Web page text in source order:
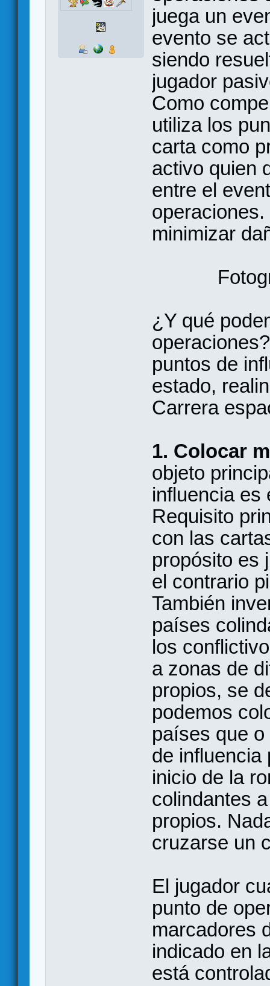
juega un
evento se
siendo
jugador
Como
utiliza los
carta como
activo quien
entre el
minimizar
¿Y qué
puntos de
estado,
Carrera
1. Colocar
objeto
influencia es
Requisito
con las
propósito es
el contrario
También
países
los
a zonas de
propios, se
podemos
países que
de influencia
inicio de la
colindantes
propios.
cruzarse un
El jugador
punto de
marcadores
indicado en
está